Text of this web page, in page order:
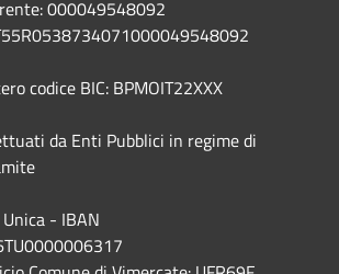
000049548092
codice BIC: BPMOIT22XXX
da Enti Pubblici in regime di
- IBAN